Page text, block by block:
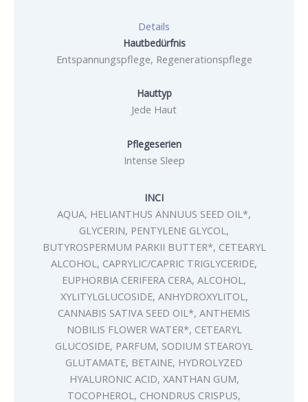
Details
Hautbedürfnis
Entspannungspflege, Regenerationspflege
Hauttyp
Jede Haut
Pflegeserien
Intense Sleep
INCI
AQUA, HELIANTHUS ANNUUS SEED OIL*,
GLYCERIN, PENTYLENE GLYCOL,
BUTYROSPERMUM PARKII BUTTER*, CETEARYL
ALCOHOL, CAPRYLIC/CAPRIC TRIGLYCERIDE,
EUPHORBIA CERIFERA CERA, ALCOHOL,
XYLITYLGLUCOSIDE, ANHYDROXYLITOL,
CANNABIS SATIVA SEED OIL*, ANTHEMIS
NOBILIS FLOWER WATER*, CETEARYL
GLUCOSIDE, PARFUM, SODIUM STEAROYL
GLUTAMATE, BETAINE, HYDROLYZED
HYALURONIC ACID, XANTHAN GUM,
TOCOPHEROL, CHONDRUS CRISPUS,